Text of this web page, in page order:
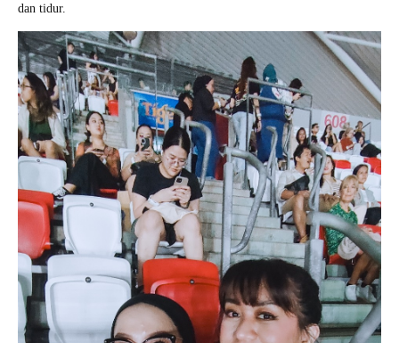
dan tidur.